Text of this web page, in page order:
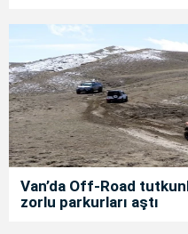
Van’da Off-Road
zorlu parkurları aştı